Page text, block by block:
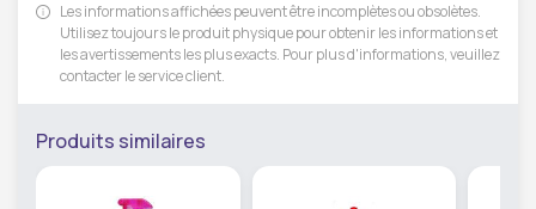
Les informations affichées peuvent être incomplètes ou obsolètes.
Utilisez toujours le produit physique pour obtenir les informations et
les avertissements les plus exacts. Pour plus d'informations, veuillez
contacter le service client.
Produits similaires